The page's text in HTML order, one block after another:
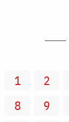
1 2
8
9